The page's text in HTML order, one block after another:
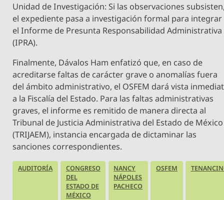
Unidad de Investigación: Si las observaciones
el expediente pasa a investigación formal para integrar
el Informe de Presunta Responsabilidad Administrativa
(IPRA).
Finalmente, Dávalos Ham enfatizó que, en caso de
acreditarse faltas de carácter grave o anomalías fuera
del ámbito administrativo, el OSFEM dará vista
a la Fiscalía del Estado. Para las faltas administrativas
graves, el informe es remitido de manera directa al
Tribunal de Justicia Administrativa del Estado de México
(TRIJAEM), instancia encargada de dictaminar las
sanciones correspondientes.
AUDITORÍA
CONGRESO
DEL
ESTADO DE
MÉXICO
NANCY
NÁPOLES
PACHECO
OSFEM